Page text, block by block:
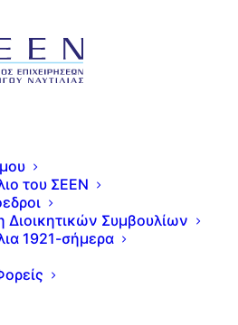
του ΣΕΕΝ
Διοικητικών Συμβουλίων
1921-σήμερα